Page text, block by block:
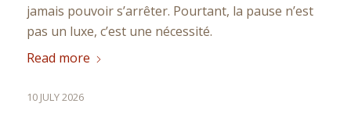
jamais pouvoir s’arrêter. Pourtant, la pause n’est
pas un luxe, c’est une nécessité.
Read more
10 JULY 2026